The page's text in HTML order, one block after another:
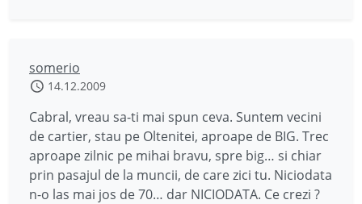
somerio
14.12.2009
Cabral, vreau sa-ti mai spun ceva. Suntem vecini
de cartier, stau pe Oltenitei, aproape de BIG. Trec
aproape zilnic pe mihai bravu, spre big… si chiar
prin pasajul de la muncii, de care zici tu. Niciodata
n-o las mai jos de 70… dar NICIODATA. Ce crezi ?